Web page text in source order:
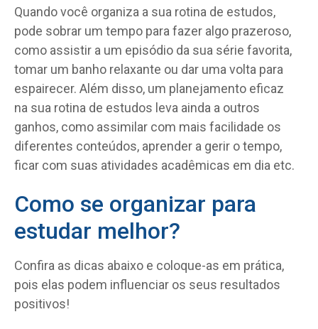
Quando você organiza a sua rotina de estudos,
pode sobrar um tempo para fazer algo prazeroso,
como assistir a um episódio da sua série favorita,
tomar um banho relaxante ou dar uma volta para
espairecer. Além disso, um planejamento eficaz
na sua rotina de estudos leva ainda a outros
ganhos, como assimilar com mais facilidade os
diferentes conteúdos, aprender a gerir o tempo,
ficar com suas atividades acadêmicas em dia etc.
Como se organizar para
estudar melhor?
Confira as dicas abaixo e coloque-as em prática,
pois elas podem influenciar os seus resultados
positivos!